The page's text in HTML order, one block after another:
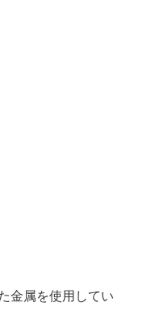
金属を使用してい